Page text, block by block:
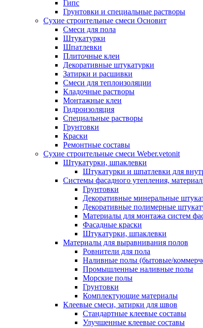
Гипс
Грунтовки и специальные растворы
Сухие строительные смеси Основит
Смеси для пола
Штукатурки
Шпатлевки
Плиточные клеи
Декоративные штукатурки
Затирки и расшивки
Смеси для теплоизоляции
Кладочные растворы
Монтажные клеи
Гидроизоляция
Специальные растворы
Грунтовки
Краски
Ремонтные составы
Сухие строительные смеси Weber.vetonit
Штукатурки, шпаклевки
Штукатурки и шпатлевки для
Системы фасадного утепления,
Грунтовки
Декоративные минеральные
Декоративные полимерные
Материалы для монтажа систем
Фасадные краски
Штукатурки, шпаклевки
Материалы для выравнивания полов
Ровнители для пола
Наливные полы (бытовые/
Промышленные наливные полы
Морские полы
Грунтовки
Комплектующие материалы
Клеевые смеси, затирки для швов
Стандартные клеевые составы
Улучшенные клеевые составы